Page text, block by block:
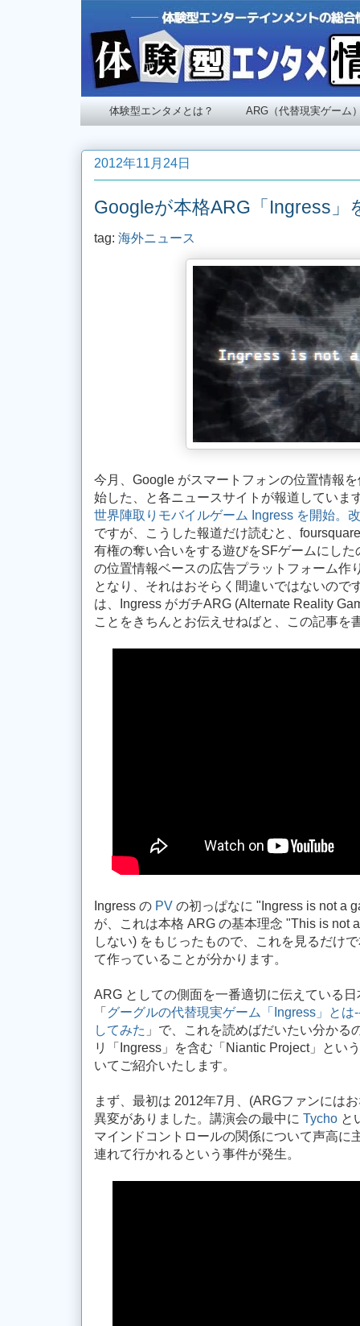
体験型エンタメとは？ ARG（代替現実ゲーム
2012年11月24日
Googleが本格ARG「Ingress」
tag: 海外ニュース
今月、Google がスマートフォンの位置情報
始した、と各ニュースサイトが報道していま
世界陣取りモバイルゲーム Ingress を開始。
ですが、こうした報道だけ読むと、
有権の奪い合いをする遊びをSFゲームにし
の位置情報ベースの広告プラットフォーム作
となり、それはおそらく間違いではないので
は、Ingress がガチARG (Alternate Reality
ことをきちんとお伝えせねばと、この記事を
Ingress の PV の初っぱなに "Ingress is not a
が、これは本格 ARG の基本理念 "This is not
しない) をもじったもので、これを見るだけ
て作っていることが分かります。
ARG としての側面を一番適切に伝えている
「 グーグルの代替現実ゲーム「Ingress」と
してみた 」で、これを読めばだいたい分かる
リ「Ingress」を含む「Niantic Project」とい
いてご紹介いたします。
まず、最初は 2012年7月、(ARGファンには
異変がありました。講演会の最中に Tycho と
マインドコントロールの関係について声高に
連れて行かれるという事件が発生。